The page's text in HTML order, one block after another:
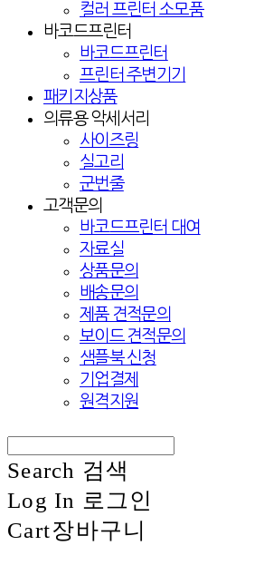
컬러 프린터 소모품
바코드프린터
바코드프린터
프린터 주변기기
패키지상품
의류용 악세서리
사이즈링
실고리
군번줄
고객문의
바코드프린터 대여
자료실
상품문의
배송문의
제품 견적문의
보이드 견적문의
샘플북 신청
기업결제
원격지원
Search 검색
Log In 로그인
Cart장바구니